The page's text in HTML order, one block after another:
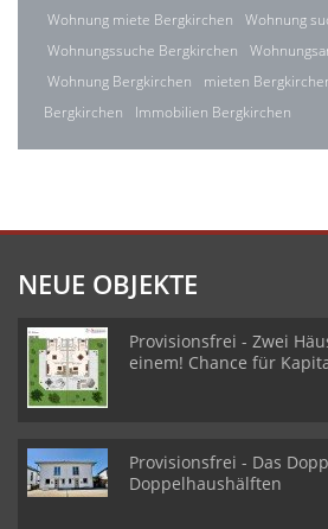
Wohnung miete Bergkirchen
Wohnung
Wohnungssuche Bergkirchen
Wohnung Bergkirchen
mieten
Bergkirchen
Immobilien Bergkirchen
NEUE OBJEKTE
Provisionsfrei - Zwei
einem! Chance für
Provisionsfrei - Das
Doppelhaushälften